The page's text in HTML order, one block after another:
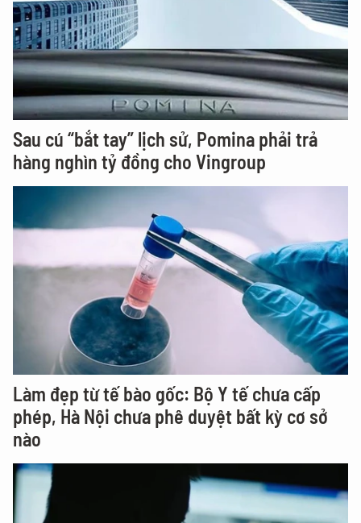
Sau cú “bắt tay” lịch sử, Pomina phải trả
hàng nghìn tỷ đồng cho Vingroup
Làm đẹp từ tế bào gốc: Bộ Y tế chưa cấp
phép, Hà Nội chưa phê duyệt bất kỳ cơ sở
nào